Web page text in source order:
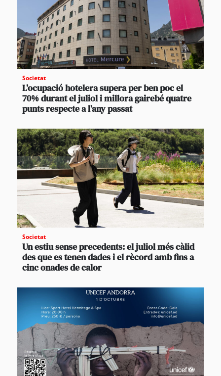
Societat
L’ocupació hotelera supera per ben poc el
70% durant el juliol i millora gairebé quatre
punts respecte a l’any passat
Societat
Un estiu sense precedents: el juliol més càlid
des que es tenen dades i el rècord amb fins a
cinc onades de calor